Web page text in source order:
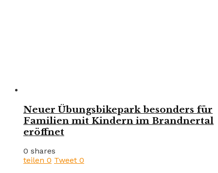
Neuer Übungsbikepark besonders für
Familien mit Kindern im Brandnertal
eröffnet
0 shares
teilen 0 Tweet 0